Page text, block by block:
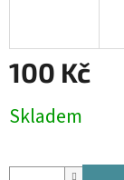
100 Kč
cena:
Skladem